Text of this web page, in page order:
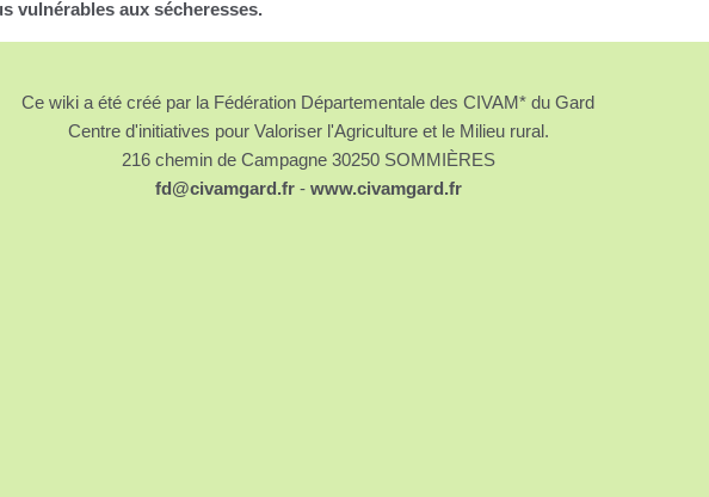
vulnérables aux sécheresses.
Ce wiki a été créé par la Fédération Départementale des CIVAM* du Gard
Centre d'initiatives pour Valoriser l'Agriculture et le Milieu rural.
216 chemin de Campagne 30250 SOMMIÈRES
fd@civamgard.fr- www.civamgard.fr